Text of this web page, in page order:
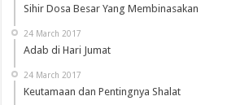
Sihir Dosa Besar Yang Membinasakan
24 March 2017
Adab di Hari Jumat
24 March 2017
Keutamaan dan Pentingnya Shalat